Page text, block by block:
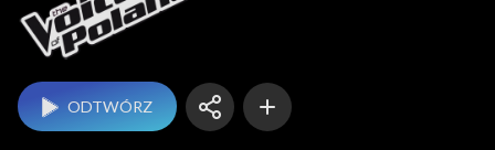
ODTWÓRZ